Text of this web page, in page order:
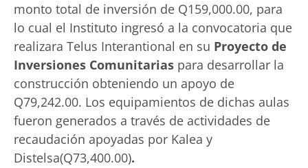
monto total de inversión de Q159,000.00, para
lo cual el Instituto ingresó a la convocatoria que
realizara Telus Interantional en su Proyecto de
Inversiones Comunitarias para desarrollar la
construcción obteniendo un apoyo de
Q79,242.00. Los equipamientos de dichas aulas
fueron generados a través de actividades de
recaudación apoyadas por Kalea y
Distelsa(Q73,400.00).